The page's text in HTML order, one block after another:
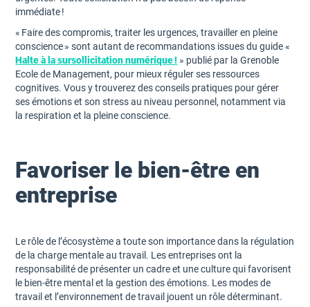
immédiate !
« Faire des compromis, traiter les urgences, travailler en pleine
conscience » sont autant de recommandations issues du guide «
Halte à la sursollicitation numérique ! » publié par la Grenoble
Ecole de Management, pour mieux réguler ses ressources
cognitives. Vous y trouverez des conseils pratiques pour gérer
ses émotions et son stress au niveau personnel, notamment via
la respiration et la pleine conscience.
Favoriser le bien-être en
entreprise
Le rôle de l’écosystème a toute son importance dans la régulation
de la charge mentale au travail. Les entreprises ont la
responsabilité de présenter un cadre et une culture qui favorisent
le bien-être mental et la gestion des émotions. Les modes de
travail et l’environnement de travail jouent un rôle déterminant.